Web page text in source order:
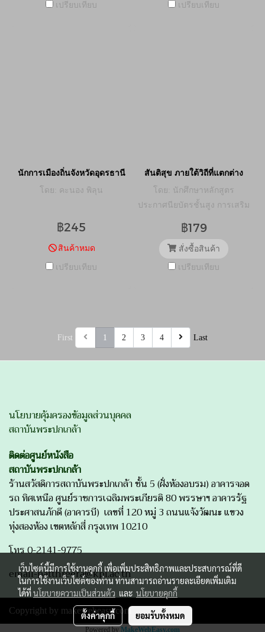
เปรียบเทียบ เปรียบเทียบ
นักการเมืองถิ่นจังหวัดอุดรธานี
โดย: คะนอง พิลุน
฿245
สินค้าหมด
เปรียบเทียบ
สันติสุข ภายใต้วิถีที่แตกต่าง
โดย: นักศึกษาหลักสูตร
ประกาศนียบัตรชั้นสูง การเสริม
฿179
สั่งซื้อสินค้า
เปรียบเทียบ
First 1 2 3 4 Last
นโยบายคุ้มครองข้อมูลส่วนบุคคล
สถาบันพระปกเกล้า
ติดต่อศูนย์หนังสือ
สถาบันพระปกเกล้า
ร้านสวัสดิการสถาบันพระปกเกล้า ชั้น 5 (ฝั่งห้องอบรม) อาคารจอด
รถ ทิศเหนือ ศูนย์ราชการเฉลิมพระเกียรติ 80 พรรษาฯ อาคารรัฐ
ประศาสนภักดี (อาคารบี) เลขที่ 120 หมู่ 3 ถนนแจ้งวัฒนะ แขวง
ทุ่งสองห้อง เขตหลักสี่ กรุงเทพ 10210
โทร 0-2141-9775
email-patthreera@kpi.ac.th
Copyright by makewebeasy.com
Powered by MakeWebEasy.com
เว็บไซต์นี้มีการใช้งานคุกกี้ เพื่อเพิ่มประสิทธิภาพและประสบการณ์ที่ดี
ในการใช้งานเว็บไซต์ของท่าน ท่านสามารถอ่านรายละเอียดเพิ่มเติม
ได้ที่นโยบายความเป็นส่วนตัว และ นโยบายคุกกี้
ตั้งค่าคุกกี้ ยอมรับทั้งหมด